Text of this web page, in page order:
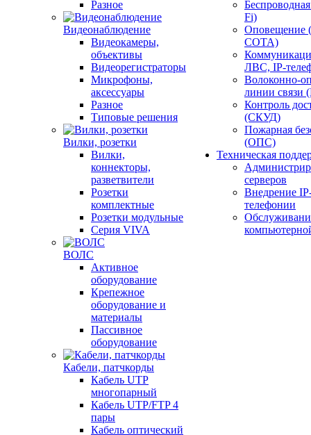
Разное
Видеонаблюдение
Видеокамеры,
объективы
Видеорегистраторы
Микрофоны,
аксессуары
Разное
Типовые решения
Вилки, розетки
Вилки,
коннекторы,
разветвители
Розетки
комплектные
Розетки модульные
Серия VIVA
ВОЛС
Активное
оборудование
Крепежное
оборудование и
материалы
Пассивное
оборудование
Кабели, патчкорды
Кабель UTP
многопарный
Кабель UTP/FTP 4
пары
Кабель оптический
Fi)
СОТА)
ЛВС, IP-
Волоконно-
линии
Контроль
(СКУД)
Пожарная
(ОПС)
Техническая
серверов
Внедрение
телефонии